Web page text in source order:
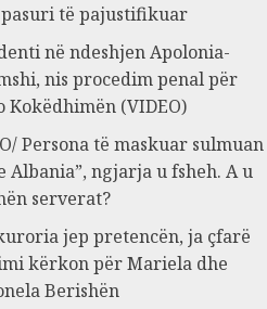
të pajustifikuar
në ndeshjen Apolonia-
nis procedim penal për
Kokëdhimën (VIDEO)
Persona të maskuar sulmuan
Albania”, ngjarja u fsheh. A u
serverat?
jep pretencën, ja çfarë
kërkon për Mariela dhe
Berishën